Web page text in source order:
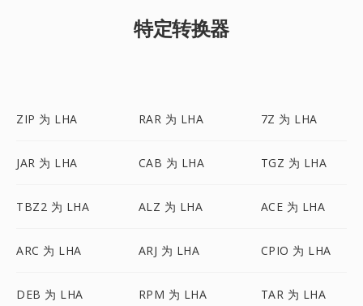
特定转换器
ZIP 为 LHA RAR 为 LHA 7Z 为 LHA
JAR 为 LHA CAB 为 LHA TGZ 为 LHA
TBZ2 为 LHA ALZ 为 LHA ACE 为 LHA
ARC 为 LHA ARJ 为 LHA CPIO 为 LHA
DEB 为 LHA RPM 为 LHA TAR 为 LHA